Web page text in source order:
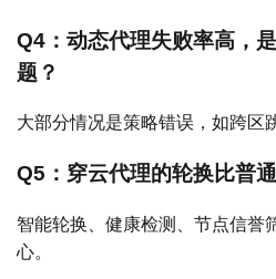
Q4：动态代理失败率高，
题？
大部分情况是策略错误，如跨区
Q5：穿云代理的轮换比普
智能轮换、健康检测、节点信誉
心。